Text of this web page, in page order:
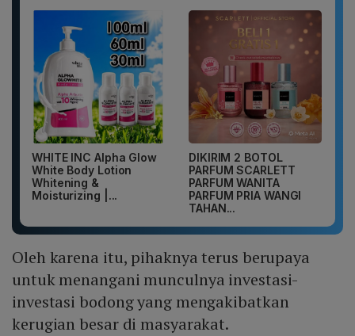
WHITE INC Alpha Glow
White Body Lotion
Whitening &
Moisturizing |...
DIKIRIM 2 BOTOL
PARFUM SCARLETT
PARFUM WANITA
PARFUM PRIA WANGI
TAHAN...
Oleh karena itu, pihaknya terus berupaya
untuk menangani munculnya investasi-
investasi bodong yang mengakibatkan
kerugian besar di masyarakat.